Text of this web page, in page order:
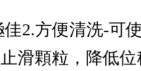
2.方便清洗-可
滑顆粒，降低